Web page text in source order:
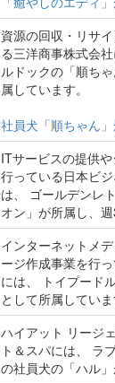
資源の回収・リサ
る三洋商事株式会
ルドックの「順ち
属しています。
社員犬「順ちゃん」
ITサービスの提供
行っている日本ビ
は、 ゴールデンレ
オン」が所属し、
インターネットメ
ージ作成事業を行
には、 トイプード
として所属していま
ハイアット リージ
ト＆スパには、 ラ
の社員犬の「ハル」